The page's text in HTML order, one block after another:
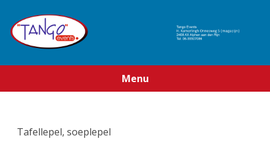
Menu
Tafellepel, soeplepel